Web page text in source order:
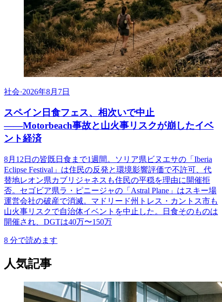
社会·2026年8月7日
スペイン日食フェス、相次いで中止
――Motorbeach事故と山火事リスクが崩したイベ
ント経済
8月12日の皆既日食まで1週間。ソリア県ビヌエサの「Iberia
Eclipse Festival」は住民の反発と環境影響評価で不許可、代
替地レオン県カブリジャネスも住民の平穏を理由に開催拒
否。セゴビア県ラ・ピニージャの「Astral Plane」はスキー場
運営会社の破産で消滅。マドリード州トレス・カントス市も
山火事リスクで自治体イベントを中止した。日食そのものは
開催され、DGTは40万〜150万
8 分で読めます
人気記事